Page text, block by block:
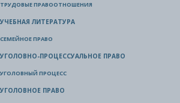
ТРУДОВЫЕ ПРАВООТНОШЕНИЯ
УЧЕБНАЯ ЛИТЕРАТУРА
СЕМЕЙНОЕ ПРАВО
УГОЛОВНО-ПРОЦЕССУАЛЬНОЕ ПРАВО
УГОЛОВНЫЙ ПРОЦЕСС
УГОЛОВНОЕ ПРАВО